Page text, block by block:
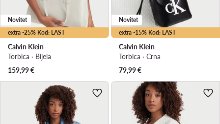
extra -25% Kod: LAST
Novitet
Calvin Klein
Torbica · Bijela
159,99€
extra -15% Kod: LAST
Novitet
Calvin Klein
Torbica · Crna
79,99€